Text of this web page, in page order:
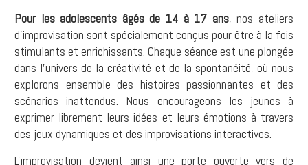
Pour les adolescents âgés de 14 à 17 ans, nos ateliers
d'improvisation sont spécialement conçus pour être à la fois
stimulants et enrichissants. Chaque séance est une plongée
dans l'univers de la créativité et de la spontanéité, où nous
explorons ensemble des histoires passionnantes et des
scénarios inattendus. Nous encourageons les jeunes à
exprimer librement leurs idées et leurs émotions à travers
des jeux dynamiques et des improvisations interactives.
L'improvisation devient ainsi une porte ouverte vers de